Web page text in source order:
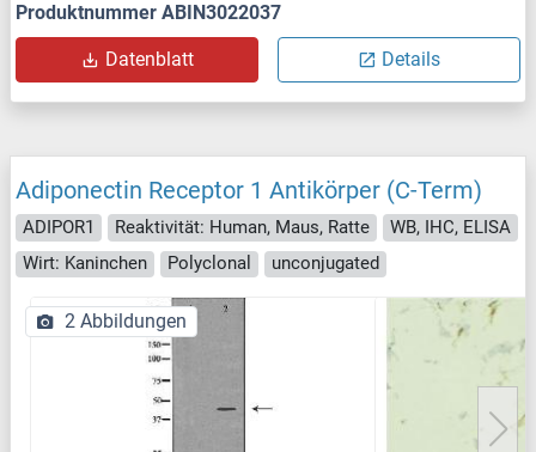
Produktnummer ABIN3022037
Datenblatt Details
Adiponectin Receptor 1 Antikörper (C-Term)
ADIPOR1 Reaktivität: Human, Maus, Ratte
WB, IHC, ELISA
Wirt: Kaninchen
Polyclonal unconjugated
2 Abbildungen